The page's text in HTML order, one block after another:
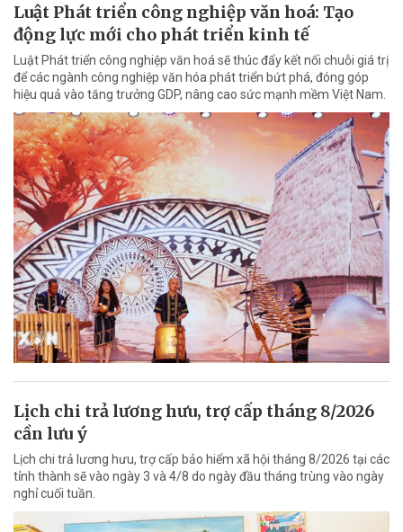
Luật Phát triển công nghiệp văn hoá: Tạo
động lực mới cho phát triển kinh tế
Luật Phát triển công nghiệp văn hoá sẽ thúc đẩy kết nối chuỗi giá trị
để các ngành công nghiệp văn hóa phát triển bứt phá, đóng góp
hiệu quả vào tăng trưởng GDP, nâng cao sức mạnh mềm Việt Nam.
Lịch chi trả lương hưu, trợ cấp tháng 8/2026
cần lưu ý
Lịch chi trả lương hưu, trợ cấp bảo hiểm xã hội tháng 8/2026 tại các
tỉnh thành sẽ vào ngày 3 và 4/8 do ngày đầu tháng trùng vào ngày
nghỉ cuối tuần.